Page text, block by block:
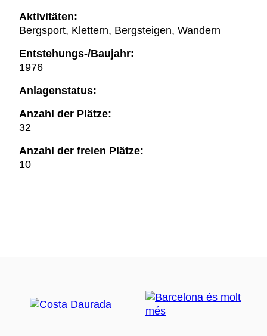
Aktivitäten:
Bergsport, Klettern, Bergsteigen, Wandern
Entstehungs-/Baujahr:
1976
Anlagenstatus:
Anzahl der Plätze:
32
Anzahl der freien Plätze:
10